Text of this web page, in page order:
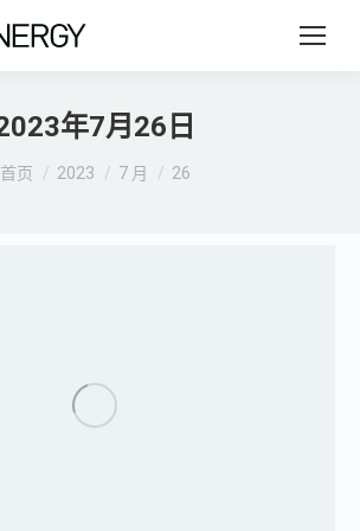
年7月26日
您在这里：
首页 2023 7 月 26